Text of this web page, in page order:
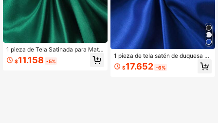
1 pieza de Tela Satinada para Mate
rial de Ropa de Joyería Hecha a Ma
no de Fiesta de Bodas para Hacer
$11.158 -5%
1 pieza de tela satén de duquesa de
seda artificial para vestido de novia
DIY$17.652 -6%